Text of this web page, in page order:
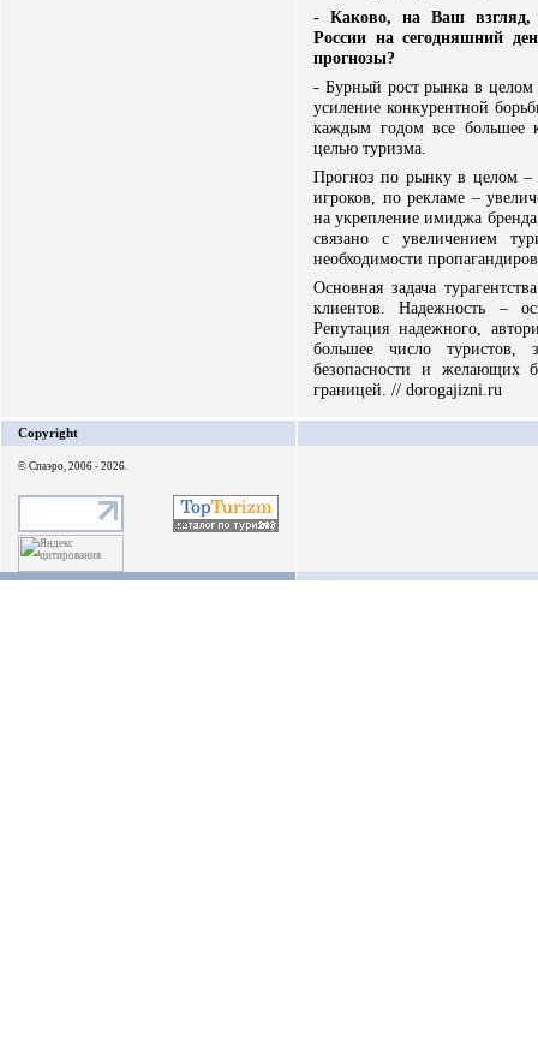
- Каково, на Ваш взгляд,
России на сегодняшний
прогнозы?
- Бурный рост рынка в
усиление конкурентной
каждым годом все большее
целью туризма.
Прогноз по рынку в целом –
игроков, по рекламе –
на укрепление имиджа
связано с увеличением
необходимости
Основная задача
клиентов. Надежность –
Репутация надежного,
большее число туристов,
безопасности и желающих
границей. // dorogajizni.ru
Copyright
© Спаэро, 2006 - 2026.